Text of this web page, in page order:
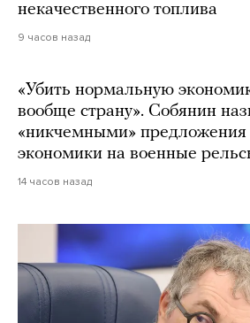
некачественного топлива
9 часов назад
«Убить нормальную
вообще страну». Собянин
«никчемными» предложения
экономики на военные
14 часов назад